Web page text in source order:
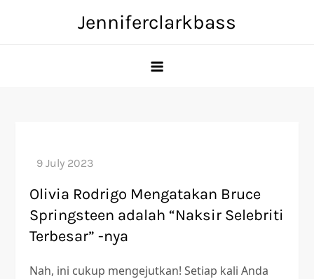
Jenniferclarkbass
Olivia Rodrigo Mengatakan Bruce
Springsteen adalah “Naksir Selebriti
Terbesar” -nya
Nah, ini cukup mengejutkan! Setiap kali Anda